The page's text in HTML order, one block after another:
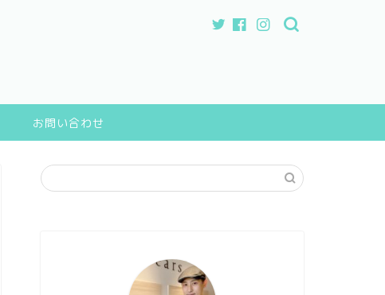
お問い合わせ